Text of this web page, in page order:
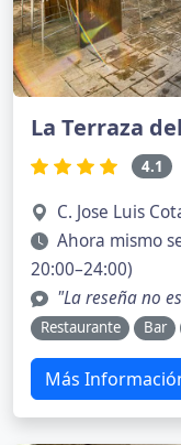
La Terraza
4.1
C. Jose Luis
Ahora mismo
20:00–24:00)
"La reseña no
Restaurante Bar
Más